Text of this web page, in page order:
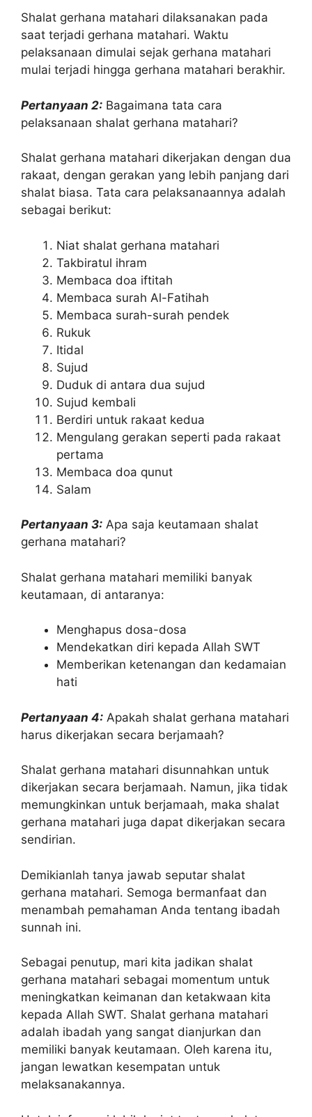
Shalat gerhana matahari dilaksanakan pada
saat terjadi gerhana matahari. Waktu
pelaksanaan dimulai sejak gerhana matahari
mulai terjadi hingga gerhana matahari berakhir.
Pertanyaan 2: Bagaimana tata cara
pelaksanaan shalat gerhana matahari?
Shalat gerhana matahari dikerjakan dengan dua
rakaat, dengan gerakan yang lebih panjang dari
shalat biasa. Tata cara pelaksanaannya adalah
sebagai berikut:
Niat shalat gerhana matahari
Takbiratul ihram
Membaca doa iftitah
Membaca surah Al-Fatihah
Membaca surah-surah pendek
Rukuk
Itidal
Sujud
Duduk di antara dua sujud
Sujud kembali
Berdiri untuk rakaat kedua
Mengulang gerakan seperti pada rakaat
pertama
Membaca doa qunut
Salam
Pertanyaan 3: Apa saja keutamaan shalat
gerhana matahari?
Shalat gerhana matahari memiliki banyak
keutamaan, di antaranya:
Menghapus dosa-dosa
Mendekatkan diri kepada Allah SWT
Memberikan ketenangan dan kedamaian
hati
Pertanyaan 4: Apakah shalat gerhana matahari
harus dikerjakan secara berjamaah?
Shalat gerhana matahari disunnahkan untuk
dikerjakan secara berjamaah. Namun, jika tidak
memungkinkan untuk berjamaah, maka shalat
gerhana matahari juga dapat dikerjakan secara
sendirian.
Demikianlah tanya jawab seputar shalat
gerhana matahari. Semoga bermanfaat dan
menambah pemahaman Anda tentang ibadah
sunnah ini.
Sebagai penutup, mari kita jadikan shalat
gerhana matahari sebagai momentum untuk
meningkatkan keimanan dan ketakwaan kita
kepada Allah SWT. Shalat gerhana matahari
adalah ibadah yang sangat dianjurkan dan
memiliki banyak keutamaan. Oleh karena itu,
jangan lewatkan kesempatan untuk
melaksanakannya.